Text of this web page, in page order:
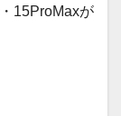
15ProMaxが